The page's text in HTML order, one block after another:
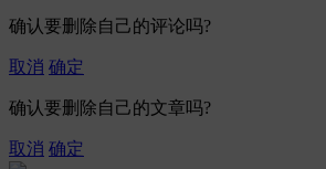
确认要删除自己的评论吗?
取消 确定
确认要删除自己的文章吗?
取消 确定